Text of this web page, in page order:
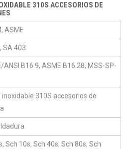
310S ACCESORIOS DE
ASME
SA 403
ANSI B16.9, ASME B16.28, MSS-SP-
inoxidable 310S accesorios de
Sch 10s, Sch 40s, Sch 80s, Sch